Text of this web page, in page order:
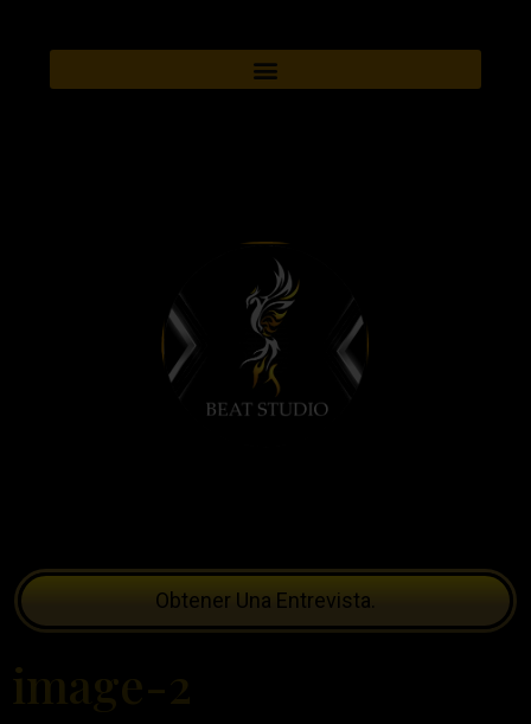
Obtener Una Entrevista.
image-2